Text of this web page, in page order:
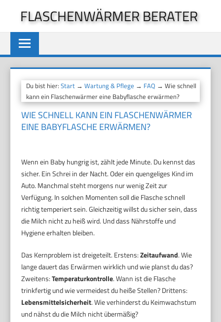
springen
FLASCHENWÄRMER BERATER
Du bist hier:Start →Wartung & Pflege → FAQ → Wie schnell
kann ein Flaschenwärmer eine Babyflasche erwärmen?
WIE SCHNELL KANN EIN FLASCHENWÄRMER
EINE BABYFLASCHE ERWÄRMEN?
Wenn ein Baby hungrig ist, zählt jede Minute. Du kennst das
sicher. Ein Schrei in der Nacht. Oder ein quengeliges Kind im
Auto. Manchmal steht morgens nur wenig Zeit zur
Verfügung. In solchen Momenten soll die Flasche schnell
richtig temperiert sein. Gleichzeitig willst du sicher sein, dass
die Milch nicht zu heiß wird. Und dass Nährstoffe und
Hygiene erhalten bleiben.
Das Kernproblem ist dreigeteilt. Erstens:Zeitaufwand. Wie
lange dauert das Erwärmen wirklich und wie planst du das?
Zweitens:Temperaturkontrolle. Wann ist die Flasche
trinkfertig und wie vermeidest du heiße Stellen? Drittens:
Lebensmittelsicherheit. Wie verhinderst du Keimwachstum
und nähst du die Milch nicht übermäßig?